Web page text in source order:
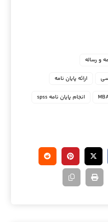
و رساله
ارائه پایان نامه
انجام پایان نامه spss